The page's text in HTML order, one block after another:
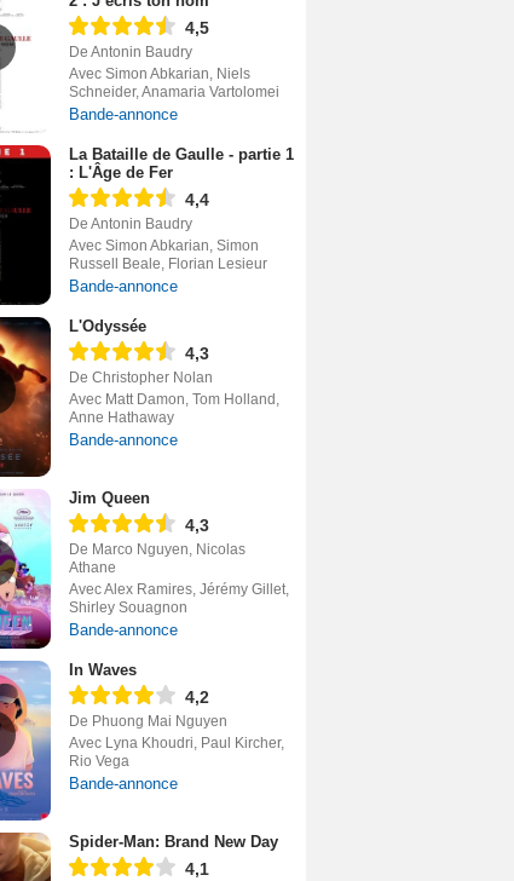
4,5
De Antonin Baudry
Avec Simon Abkarian, Niels
Schneider, Anamaria Vartolomei
Bande-annonce
La Bataille de Gaulle - partie 1
: L'Âge de Fer
4,4
De Antonin Baudry
Avec Simon Abkarian, Simon
Russell Beale, Florian Lesieur
Bande-annonce
L'Odyssée
4,3
De Christopher Nolan
Avec Matt Damon, Tom Holland,
Anne Hathaway
Bande-annonce
Jim Queen
4,3
De Marco Nguyen, Nicolas
Athane
Avec Alex Ramires, Jérémy Gillet,
Shirley Souagnon
Bande-annonce
In Waves
4,2
De Phuong Mai Nguyen
Avec Lyna Khoudri, Paul Kircher,
Rio Vega
Bande-annonce
Spider-Man: Brand New Day
4,1